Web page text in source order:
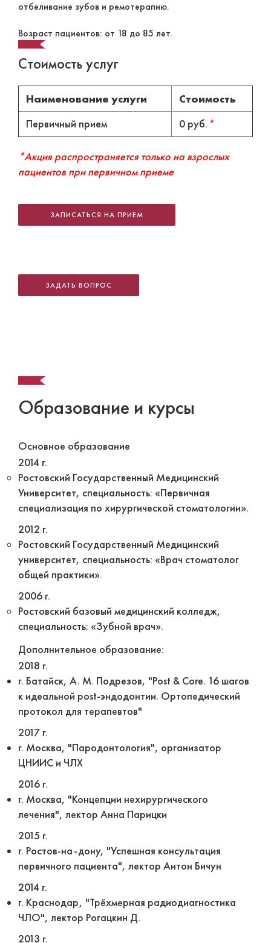
отбеливание зубов и ремотерапию.
Возраст пациентов: от 18 до 85 лет.
Стоимость услуг
Наименование услуги Стоимость
Первичный прием 0 руб. *
*Акция распространяется только на взрослых
пациентов при первичном приеме
ЗАПИСАТЬСЯ НА ПРИЕМ
ЗАДАТЬ ВОПРОС
Образование и курсы
Основное образование
2014 г.
Ростовский Государственный Медицинский
Университет, специальность: «Первичная
специализация по хирургической стоматологии».
2012 г.
Ростовский Государственный Медицинский
университет, специальность: «Врач стоматолог
общей практики».
2006 г.
Ростовский базовый медицинский колледж,
специальность: «Зубной врач».
Дополнительное образование:
2018 г.
г. Батайск, А. М. Подрезов, "Post & Core. 16 шагов
к идеальной post-эндодонтии. Ортопедический
протокол для терапевтов"
2017 г.
г. Москва, "Пародонтология", организатор
ЦНИИС и ЧЛХ
2016 г.
г. Москва, "Концепции нехирургического
лечения", лектор Анна Парицки
2015 г.
г. Ростов-на-дону, "Успешная консультация
первичного пациента", лектор Антон Бичун
2014 г.
г. Краснодар, "Трёхмерная радиодиагностика
ЧЛО", лектор Рогацкин Д.
2013 г.